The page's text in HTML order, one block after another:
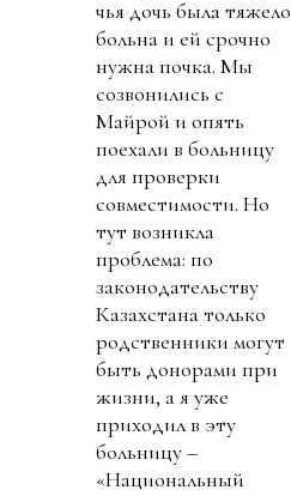
чья дочь была тяжело
больна и ей срочно
нужна почка. Мы
созвонились с
Майрой и опять
поехали в больницу
для проверки
совместимости. Но
тут возникла
проблема: по
законодательству
Казахстана только
родственники могут
быть донорами при
жизни, а я уже
приходил в эту
больницу –
«Национальный